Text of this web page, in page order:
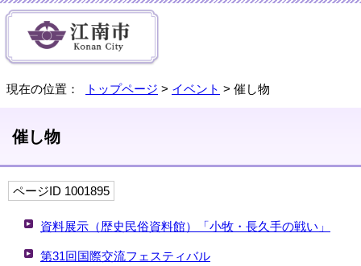
現在の位置： トップページ > イベント > 催し物
催し物
ページID 1001895
資料展示（歴史民俗資料館）「小牧・長久手の戦い」
第31回国際交流フェスティバル